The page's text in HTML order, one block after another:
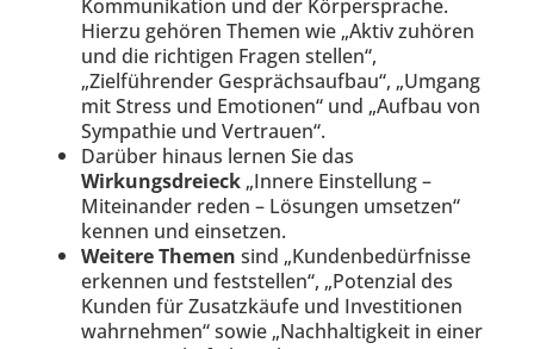
Hierzu gehören Themen wie „Aktiv zuhören
und die richtigen Fragen stellen“,
„Zielführender Gesprächsaufbau“, „Umgang
mit Stress und Emotionen“ und „Aufbau von
Sympathie und Vertrauen“.
Darüber hinaus lernen Sie das
Wirkungsdreieck „Innere Einstellung –
Miteinander reden – Lösungen umsetzen“
kennen und einsetzen.
Weitere Themen sind „Kundenbedürfnisse
erkennen und feststellen“, „Potenzial des
Kunden für Zusatzkäufe und Investitionen
wahrnehmen“ sowie „Nachhaltigkeit in einer